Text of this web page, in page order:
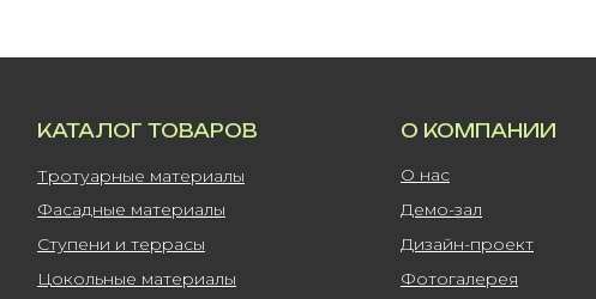
КАТАЛОГ ТОВАРОВ
Тротуарные материалы
О КОМПАНИИ
О нас
Фотогалерея
Дизайн-проект
Цокольные материалы
Ступени и террасы
Фасадные материалы Демо-зал